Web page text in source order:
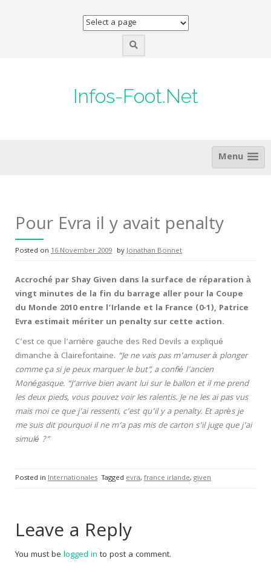
Infos-Foot.Net
Menu
Pour Evra il y avait penalty
Posted on 16 November 2009 byJonathan Bonnet
Accroché par Shay Given dans la surface de réparation à
vingt minutes de la fin du barrage aller pour la Coupe
du Monde 2010 entre l’Irlande et la France (0-1), Patrice
Evra estimait mériter un penalty sur cette action.
C’est ce que l’arrière gauche des Red Devils a expliqué
dimanche à Clairefontaine. “Je ne vais pas m’amuser à plonger
comme ça si je peux marquer le but”, a confié l’ancien
Monégasque. “J’arrive bien avant lui sur le ballon et il me prend
les deux pieds, vous pouvez voir les ralentis. Je ne les ai pas vus
mais moi ce que j’ai ressenti, c’est qu’il y a penalty. Et après je
me suis dit pourquoi il ne m’a pas mis de carton s’il juge que j’ai
simulé ?”
Posted in Internationales Tagged evra, france irlande, given
Leave a Reply
You must be logged in to post a comment.